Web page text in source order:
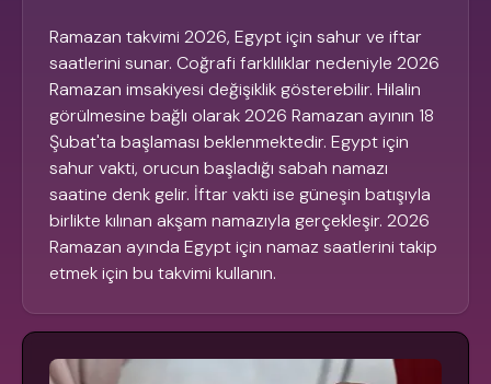
Ramazan takvimi 2026, Egypt için sahur ve iftar
saatlerini sunar. Coğrafi farklılıklar nedeniyle 2026
Ramazan imsakiyesi değişiklik gösterebilir. Hilalin
görülmesine bağlı olarak 2026 Ramazan ayının 18
Şubat'ta başlaması beklenmektedir. Egypt için
sahur vakti, orucun başladığı sabah namazı
saatine denk gelir. İftar vakti ise güneşin batışıyla
birlikte kılınan akşam namazıyla gerçekleşir. 2026
Ramazan ayında Egypt için namaz saatlerini takip
etmek için bu takvimi kullanın.